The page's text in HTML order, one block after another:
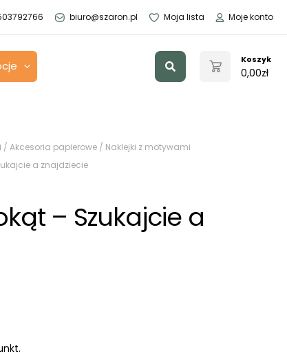
biuro@szaron.pl Moja lista Moje konto
Szukaj Koszyk
0,00zł
/ Akcesoria papierowe / Naklejki z motywami
a znajdziecie
– Szukajcie a